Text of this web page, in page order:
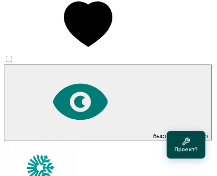
Проект?
быстрый просмотр